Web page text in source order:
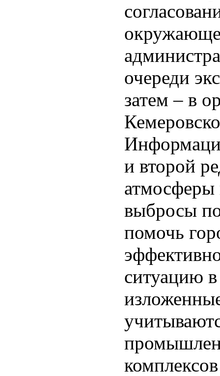
очереди
затем – в
и второй
атмосферы
выбросы
помочь
ситуацию